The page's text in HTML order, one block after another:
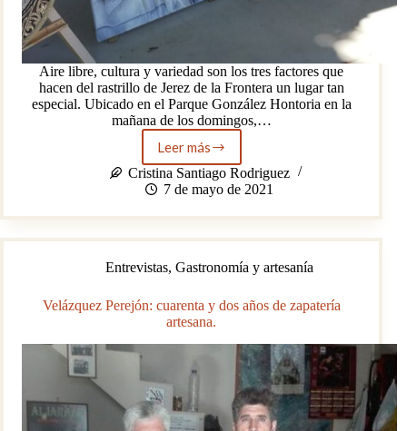
Aire libre, cultura y variedad son los tres factores que
hacen del rastrillo de Jerez de la Frontera un lugar tan
especial. Ubicado en el Parque González Hontoria en la
mañana de los domingos,…
Leer másDomingos
jerezanos:
el
del
González
Cristina Santiago Rodriguez
7 de mayo de 2021
Entrevistas,Gastronomía y artesanía
Velázquez Perejón: cuarenta y dos años de zapatería
artesana.